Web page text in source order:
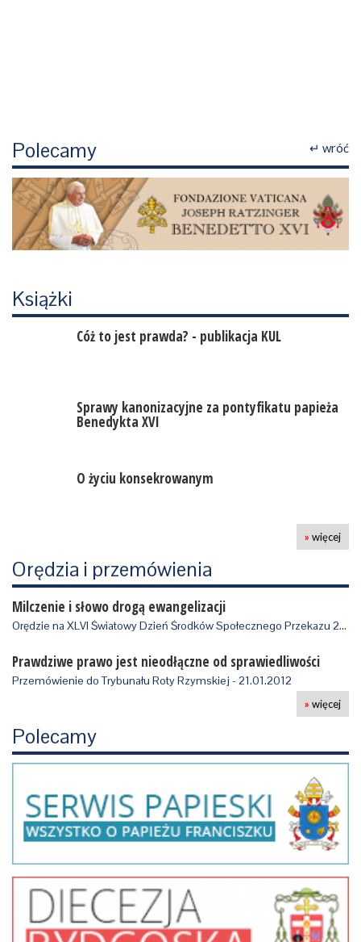
↵ wróć
Polecamy
Książki
Cóż to jest prawda? - publikacja KUL
Sprawy kanonizacyjne za pontyfikatu papieża
Benedykta XVI
O życiu konsekrowanym
» więcej
Orędzia i przemówienia
Milczenie i słowo drogą ewangelizacji
Orędzie na XLVI Światowy Dzień Środków Społecznego Przekazu 2012 r, wydane 24.0…
Prawdziwe prawo jest nieodłączne od sprawiedliwości
Przemówienie do Trybunału Roty Rzymskiej - 21.01.2012
» więcej
Polecamy